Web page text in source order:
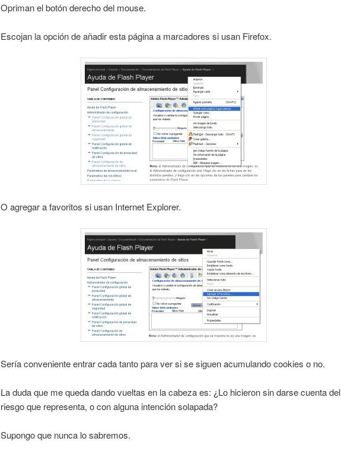
Opriman el botón derecho del mouse.
Escojan la opción de añadir esta página a marcadores si usan Firefox.
O agregar a favoritos si usan Internet Explorer.
Sería conveniente entrar cada tanto para ver si se siguen acumulando cookies o no.
La duda que me queda dando vueltas en la cabeza es: ¿Lo hicieron sin darse cuenta del
riesgo que representa, o con alguna intención solapada?
Supongo que nunca lo sabremos.